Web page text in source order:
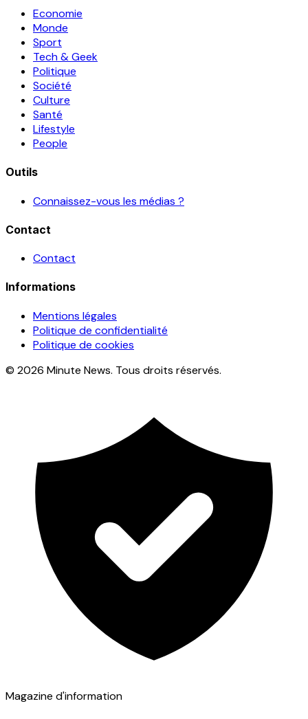
Economie
Monde
Sport
Tech & Geek
Politique
Société
Culture
Santé
Lifestyle
People
Outils
Connaissez-vous les médias ?
Contact
Contact
Informations
Mentions légales
Politique de confidentialité
Politique de cookies
© 2026 Minute News. Tous droits réservés.
Magazine d'information